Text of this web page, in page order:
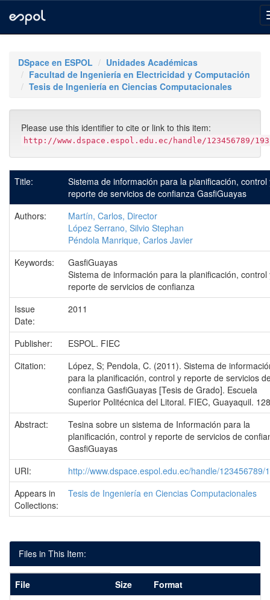
navigationDSpace en ESPOL
Unidades Académicas
Facultad de Ingeniería en Electricidad y Computación
Tesis de Ingeniería en Ciencias Computacionales
Please use this identifier to cite or link to this item:
http://www.dspace.espol.edu.ec/handle/123456789/
Title:
Sistema de información para la planificación, control
reporte de servicios de confianza GasfiGuayas
Authors:
Martín, Carlos, Director
López Serrano, Silvio Stephan
Péndola Manrique, Carlos Javier
Keywords:
GasfiGuayas
Sistema de información para la planificación, control
reporte de servicios de confianza
Issue
Date:
2011
Publisher:
ESPOL. FIEC
Citation:
López, S; Pendola, C. (2011). Sistema de
para la planificación, control y reporte de servicios
confianza GasfiGuayas [Tesis de Grado]. Escuela
Superior Politécnica del Litoral. FIEC, Guayaquil.
Abstract:
Tesina sobre un sistema de Información para la
planificación, control y reporte de servicios de
GasfiGuayas
URI:
http://www.dspace.espol.edu.ec/handle/123456789/
Appears in
Collections:
Tesis de Ingeniería en Ciencias Computacionales
Files in This Item:
File Size
Format